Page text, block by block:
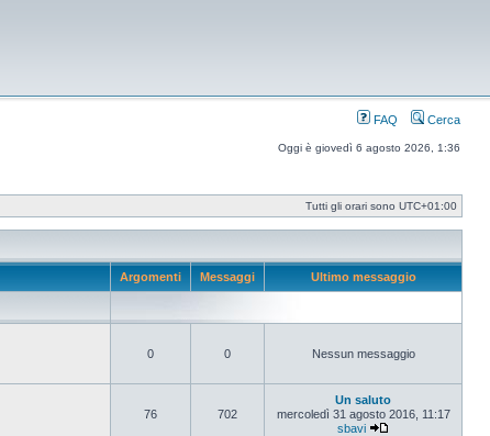
FAQ Cerca
Oggi è giovedì 6 agosto 2026, 1:36
Tutti gli orari sono UTC+01:00
Argomenti Messaggi Ultimo messaggio
0 0 Nessun messaggio
76 702
Un saluto
mercoledì 31 agosto 2016, 11:17
sbavi